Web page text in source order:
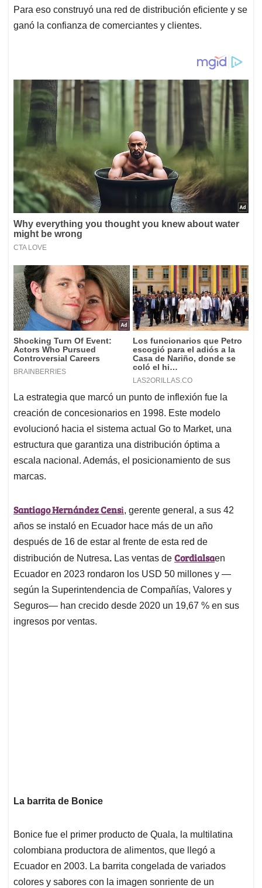
Para eso construyó una red de distribución eficiente y se
ganó la confianza de comerciantes y clientes.
La estrategia que marcó un punto de inflexión fue la
creación de concesionarios en 1998. Este modelo
evolucionó hacia el sistema actual Go to Market, una
estructura que garantiza una distribución óptima a
escala nacional. Además, el posicionamiento de sus
marcas.
Santiago Hernández Censi, gerente general, a sus 42
años se instaló en Ecuador hace más de un año
después de 16 de estar al frente de esta red de
distribución de Nutresa. Las ventas de Cordialsaen
Ecuador en 2023 rondaron los USD 50 millones y —
según la Superintendencia de Compañías, Valores y
Seguros— han crecido desde 2020 un 19,67 % en sus
ingresos por ventas.
La barrita de Bonice
Bonice fue el primer producto de Quala, la multilatina
colombiana productora de alimentos, que llegó a
Ecuador en 2003. La barrita congelada de variados
colores y sabores con la imagen sonriente de un